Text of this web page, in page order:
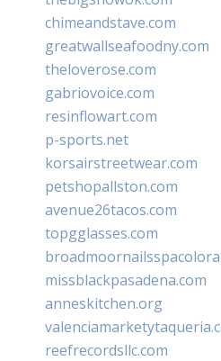
chimeandstave.com
greatwallseafoodny.com
theloverose.com
gabriovoice.com
resinflowart.com
p-sports.net
korsairstreetwear.com
petshopallston.com
avenue26tacos.com
topgglasses.com
missblackpasadena.com
anneskitchen.org
reefrecordsllc.com